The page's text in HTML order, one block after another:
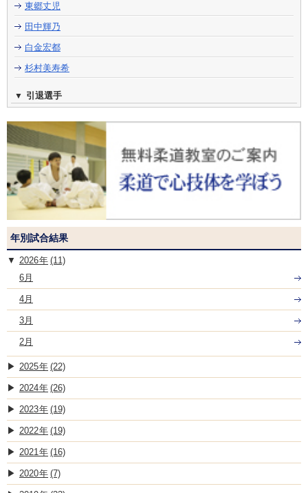
東郷丈児
田中輝乃
白金宏都
杉村美寿希
引退選手
年別試合結果
2026
(11)
6月
4月
3月
2月
2025 (22)
2024 (26)
2023 (19)
2022 (19)
2021 (16)
2020 (7)